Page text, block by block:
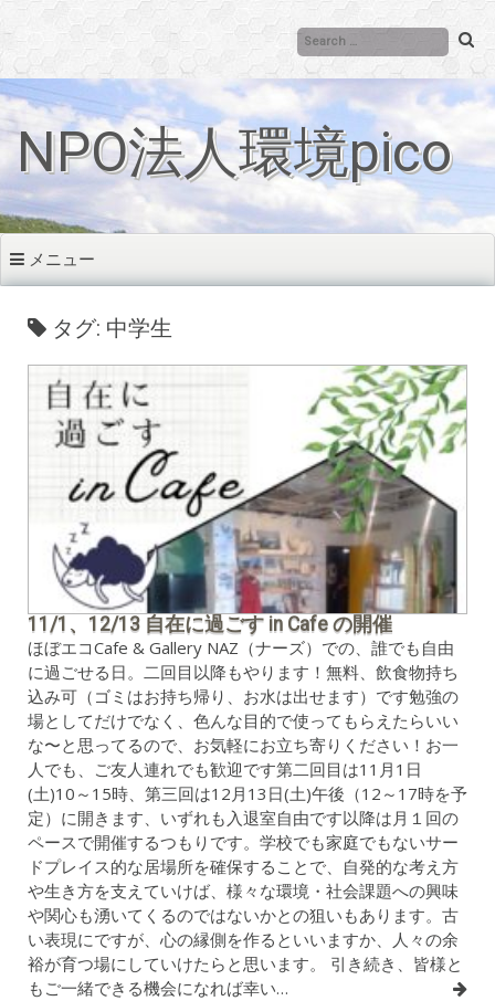
ン
ン
へNPO法人環境pico
メニュー
タグ: 中学生
11/1、12/13 自在に過ごす in Cafe の開催
ほぼエコCafe & Gallery NAZ（ナーズ）での、誰でも自由
に過ごせる日。二回目以降もやります！無料、飲食物持ち
込み可（ゴミはお持ち帰り、お水は出せます）です勉強の
場としてだけでなく、色んな目的で使ってもらえたらいい
な〜と思ってるので、お気軽にお立ち寄りください！お一
人でも、ご友人連れでも歓迎です第二回目は11月1日
(土)10～15時、第三回は12月13日(土)午後（12～17時を予
定）に開きます、いずれも入退室自由です以降は月１回の
ペースで開催するつもりです。学校でも家庭でもないサー
ドプレイス的な居場所を確保することで、自発的な考え方
や生き方を支えていけば、様々な環境・社会課題への興味
や関心も湧いてくるのではないかとの狙いもあります。古
い表現にですが、心の縁側を作るといいますか、人々の余
裕が育つ場にしていけたらと思います。 引き続き、皆様と
もご一緒できる機会になれば幸い…